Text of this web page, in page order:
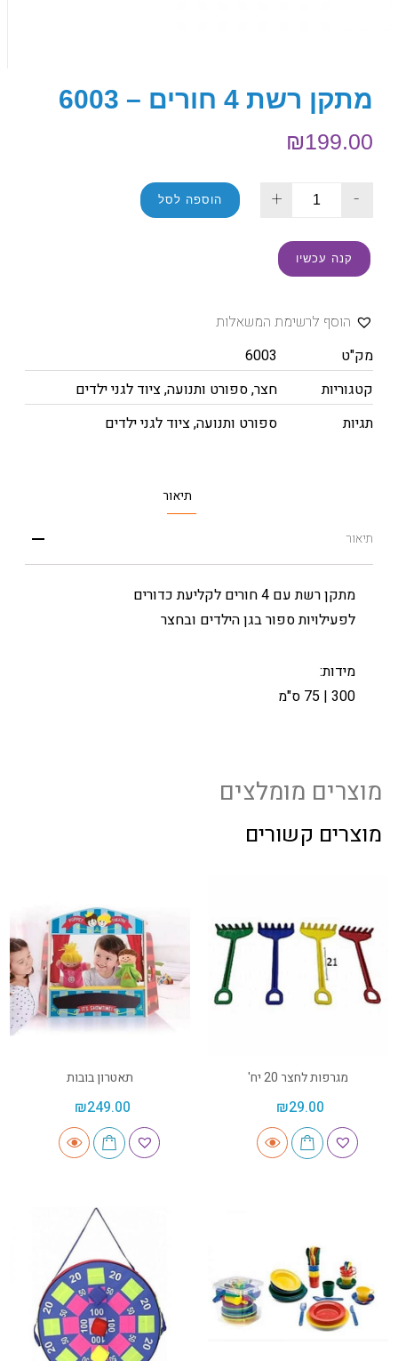
מתקן רשת 4 חורים – 6003
₪199.00
-
+ הוספה לסל
קנה עכשיו
הוסף לרשימת המשאלות
מק"ט
6003
קטגוריות
חצר,ספורט ותנועה,ציוד לגני ילדים
תגיות
ספורט ותנועה,ציוד לגני ילדים
תיאור
תיאור
מתקן רשת עם 4 חורים לקליעת כדורים
לפעילויות ספור בגן הילדים ובחצר
מידות:
300 | 75 ס"מ
מוצרים מומלצים
מוצרים קשורים
מגרפות לחצר 20 יח'
₪29.00
תאטרון בובות
₪249.00